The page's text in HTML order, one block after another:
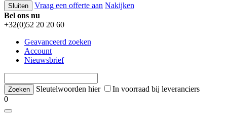
Sluiten Vraag een offerte aan Nakijken
Bel ons nu
+32(0)52 20 20 60
Geavanceerd zoeken
Account
Nieuwsbrief
Sleutelwoorden hier
In voorraad bij leveranciers
0